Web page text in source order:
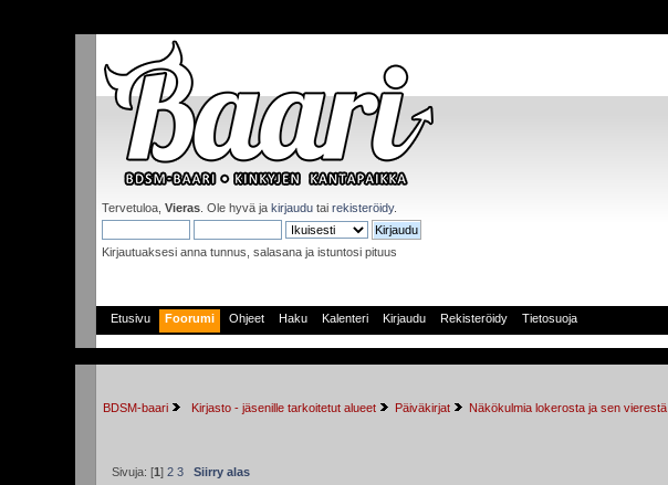
Tervetuloa,Vieras . Ole hyvä jakirjaudu tairekisteröidy.
Kirjautuaksesi anna tunnus, salasana ja istuntosi pituus
Etusivu Foorumi Ohjeet Haku Kalenteri Kirjaudu Rekisteröidy Tietosuoja
BDSM-baari Kirjasto - jäsenille tarkoitetut alueet Päiväkirjat Näkökulmia lokerosta ja sen vierestä
Sivuja: [1]2 3 Siirry alas